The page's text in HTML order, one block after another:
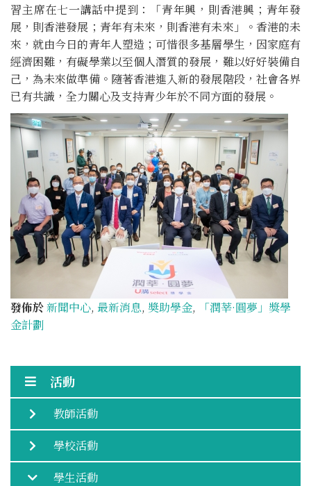
活動
教師活動
學校活動
學生活動
習主席在七一講話中提到：「青年興，則香港興；青年發
展，則香港發展；青年有未來，則香港有未來」。香港的未
來，就由今日的青年人塑造；可惜很多基層學生，因家庭有
經濟困難，有礙學業以至個人潛質的發展，難以好好裝備自
己，為未來做準備。隨著香港進入新的發展階段，社會各界
已有共識，全力關心及支持青少年於不同方面的發展。
發佈於新聞中心, 最新消息, 奬助學金,
「潤莘·圓夢」獎學
金計劃